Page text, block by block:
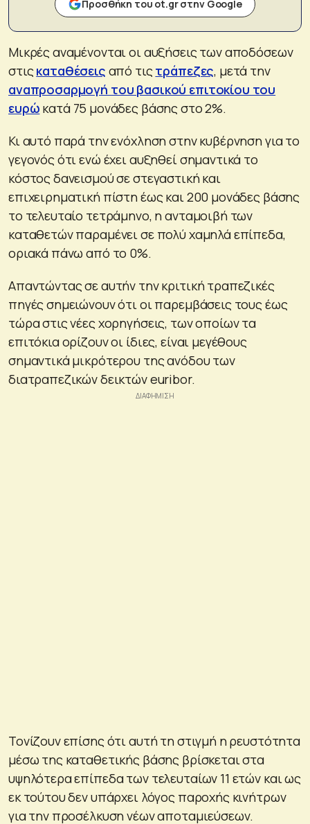
Προσθήκη του ot.gr στην Google
Μικρές αναμένονται οι αυξήσεις των αποδόσεων
στιςκαταθέσεις από τιςτράπεζες, μετά την
αναπροσαρμογή του βασικού επιτοκίου του
ευρώ κατά 75 μονάδες βάσης στο 2%.
Κι αυτό παρά την ενόχληση στην κυβέρνηση για το
γεγονός ότι ενώ έχει αυξηθεί σημαντικά το
κόστος δανεισμού σε στεγαστική και
επιχειρηματική πίστη έως και 200 μονάδες βάσης
το τελευταίο τετράμηνο, η ανταμοιβή των
καταθετών παραμένει σε πολύ χαμηλά επίπεδα,
οριακά πάνω από το 0%.
Απαντώντας σε αυτήν την κριτική τραπεζικές
πηγές σημειώνουν ότι οι παρεμβάσεις τους έως
τώρα στις νέες χορηγήσεις, των οποίων τα
επιτόκια ορίζουν οι ίδιες, είναι μεγέθους
σημαντικά μικρότερου της ανόδου των
διατραπεζικών δεικτών euribor.
Τονίζουν επίσης ότι αυτή τη στιγμή η ρευστότητα
μέσω της καταθετικής βάσης βρίσκεται στα
υψηλότερα επίπεδα των τελευταίων 11 ετών και ως
εκ τούτου δεν υπάρχει λόγος παροχής κινήτρων
για την προσέλκυση νέων αποταμιεύσεων.